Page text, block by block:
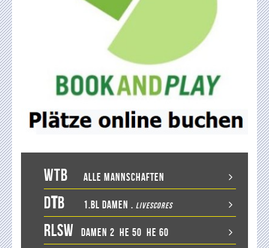
WTB Alle Mannschaften
DTB 1.BL Damen . LiveScores
RLSW Damen 2 He 50 He 60